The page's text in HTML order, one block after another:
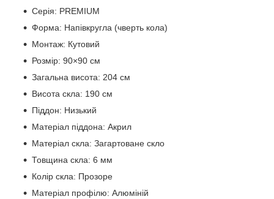
Серія: PREMIUM
Форма: Напівкругла (чверть кола)
Монтаж: Кутовий
Розмір: 90×90 см
Загальна висота: 204 см
Висота скла: 190 см
Піддон: Низький
Матеріал піддона: Акрил
Матеріал скла: Загартоване скло
Товщина скла: 6 мм
Колір скла: Прозоре
Матеріал профілю: Алюміній